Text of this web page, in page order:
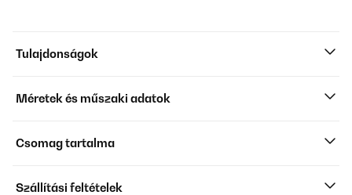
Tulajdonságok
Méretek és műszaki adatok
Csomag tartalma
Szállítási feltételek